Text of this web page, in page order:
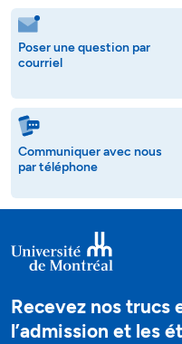
Poser une question par
courriel
Communiquer avec nous
par téléphone
Recevez nos trucs
l’admission et les